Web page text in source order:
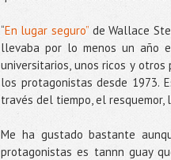
“En lugar seguro” de Wallace
llevaba por lo menos un año
universitarios, unos ricos y
los protagonistas desde 1973.
través del tiempo, el
Me ha gustado bastante
protagonistas es tannn guay